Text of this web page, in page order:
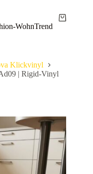
WohnTrend
Warenkorb
Klickvinyl
| Rigid-Vinyl